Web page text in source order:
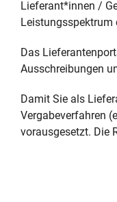
Lieferant*innen /
Leistungsspektrum
Das
Ausschreibungen
Damit Sie als
Vergabeverfahren
vorausgesetzt. Die